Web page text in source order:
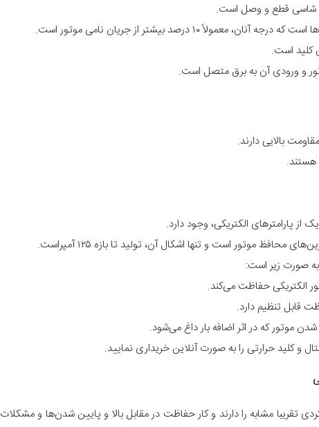
۱۰ درصد بیشتر از جریان نامی موتور است.
کلید است.
بالایی دارند.
هستند.
از پارامترهای الکتریکی، وجود دارد.
محافظ موتور است و تنها اشکال آن، تولید تا بازه‌ ۱۲۵ آمپراست.
به صورت زیر است:
الکتریکی حفاظت می‌کند.
قابل تنظیم دارد.
موتور که در اثر اضافه بار داغ می‌شود.
و کلید حرارتی را به صورت آنلاین خریداری نمایید.
تقریبا مشابه را دارند و کار حفاظت در مقابل بالا و پایین شدن‌ها و